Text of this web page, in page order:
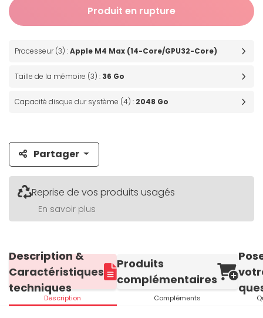
Produit en rupture
Processeur (3) :Apple M4 Max (14-Core/GPU32-Core)
Taille de la mémoire (3) : 36 Go
Capacité disque dur système (4) : 2048 Go
Partager
Reprise de vos produits usagés
En savoir plus
Description &
Caractéristiques
techniques
Description
Produits
complémentaires
Compléments